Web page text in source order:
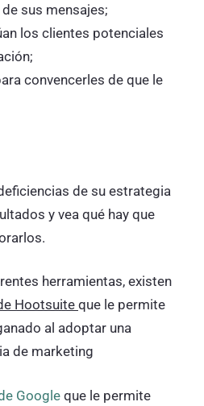
sus mensajes;
los clientes potenciales
convencerles de que le
de su estrategia
y vea qué hay que
herramientas, existen
Hootsuiteque le permite
al adoptar una
de marketing
Googleque le permite